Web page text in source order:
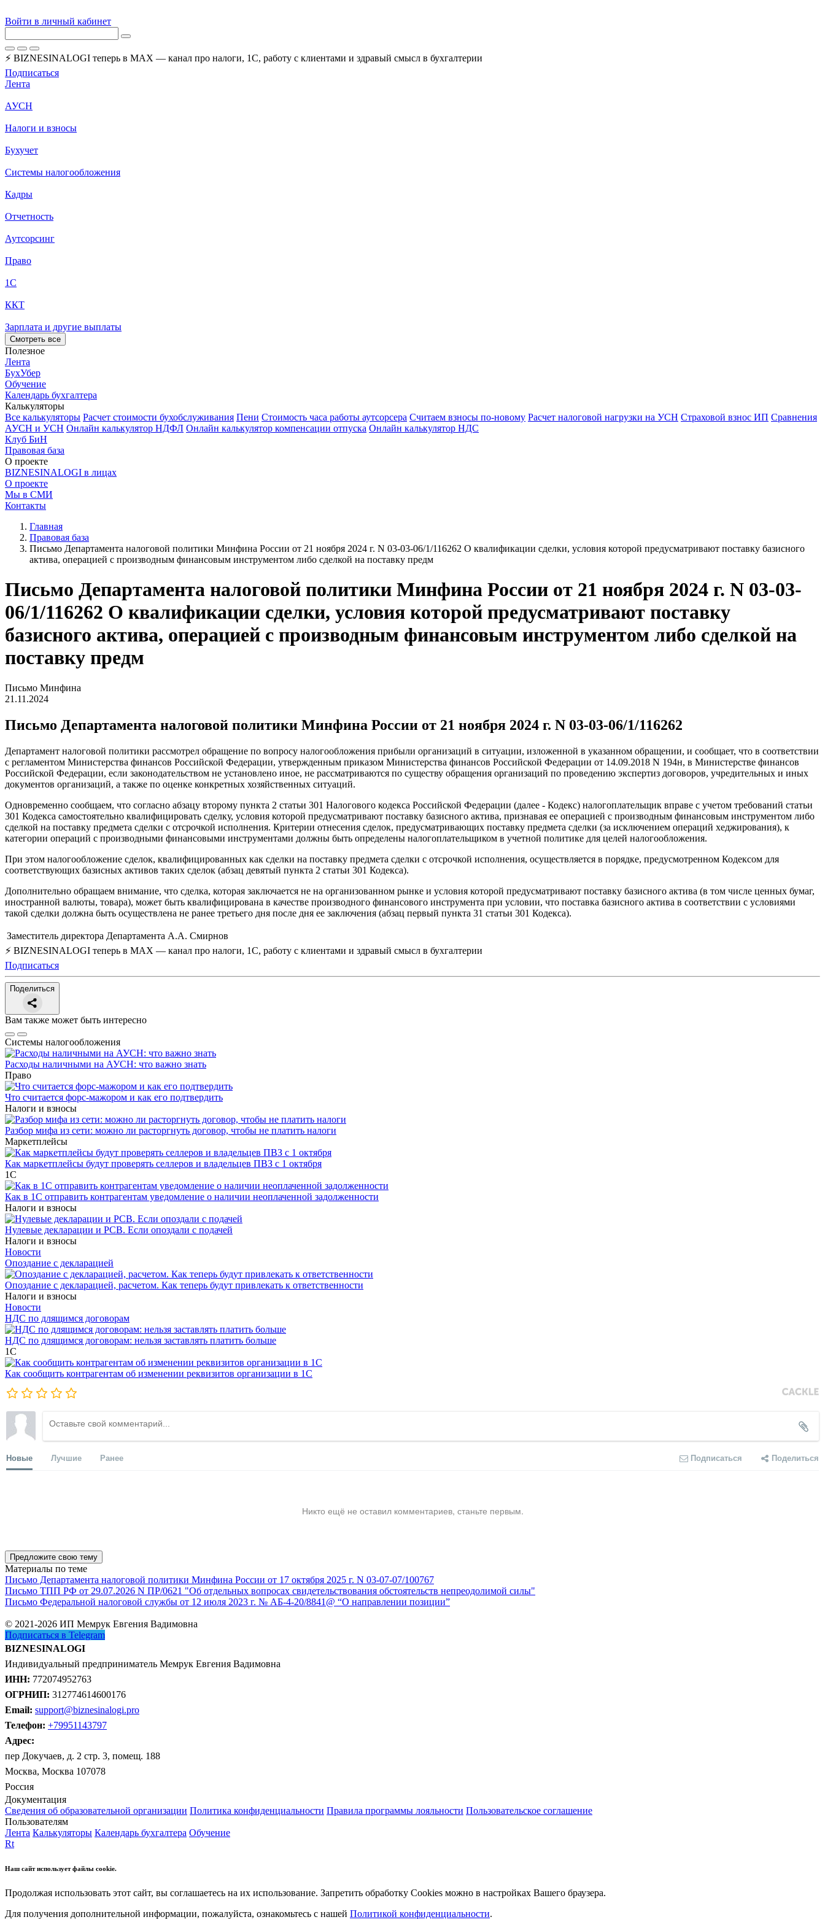
Войти в личный кабинет
⚡ BIZNESINALOGI теперь в MAX — канал про налоги, 1С, работу с клиентами и здравый смысл в бухгалтерии
Подписаться
Лента
АУСН
Налоги и взносы
Бухучет
Системы налогообложения
Кадры
Отчетность
Аутсорсинг
Право
1С
ККТ
Зарплата и другие выплаты
Смотреть все
Полезное
Лента
БухУбер
Обучение
Календарь бухгалтера
Калькуляторы
Все калькуляторы Расчет стоимости бухобслуживания Пени Стоимость часа работы аутсорсера Считаем взносы по-новому Расчет налоговой нагрузки на УСН Страховой взнос ИП Сравнения
АУСН и УСН Онлайн калькулятор НДФЛ Онлайн калькулятор компенсации отпуска Онлайн калькулятор НДС
Клуб БиН
Правовая база
О проекте
BIZNESINALOGI в лицах
О проекте
Мы в СМИ
Контакты
Главная
Правовая база
Письмо Департамента налоговой политики Минфина России от 21 ноября 2024 г. N 03-03-06/1/116262 О квалификации сделки, условия которой предусматривают поставку базисного
актива, операцией с производным финансовым инструментом либо сделкой на поставку предм
Письмо Департамента налоговой политики Минфина России от 21 ноября 2024 г. N 03-03-
06/1/116262 О квалификации сделки, условия которой предусматривают поставку
базисного актива, операцией с производным финансовым инструментом либо сделкой на
поставку предм
Письмо Минфина
21.11.2024
Письмо Департамента налоговой политики Минфина России от 21 ноября 2024 г. N 03-03-06/1/116262
Департамент налоговой политики рассмотрел обращение по вопросу налогообложения прибыли организаций в ситуации, изложенной в указанном обращении, и сообщает, что в соответствии
с регламентом Министерства финансов Российской Федерации, утвержденным приказом Министерства финансов Российской Федерации от 14.09.2018 N 194н, в Министерстве финансов
Российской Федерации, если законодательством не установлено иное, не рассматриваются по существу обращения организаций по проведению экспертиз договоров, учредительных и иных
документов организаций, а также по оценке конкретных хозяйственных ситуаций.
Одновременно сообщаем, что согласно абзацу второму пункта 2 статьи 301 Налогового кодекса Российской Федерации (далее - Кодекс) налогоплательщик вправе с учетом требований статьи
301 Кодекса самостоятельно квалифицировать сделку, условия которой предусматривают поставку базисного актива, признавая ее операцией с производным финансовым инструментом либо
сделкой на поставку предмета сделки с отсрочкой исполнения. Критерии отнесения сделок, предусматривающих поставку предмета сделки (за исключением операций хеджирования), к
категории операций с производными финансовыми инструментами должны быть определены налогоплательщиком в учетной политике для целей налогообложения.
При этом налогообложение сделок, квалифицированных как сделки на поставку предмета сделки с отсрочкой исполнения, осуществляется в порядке, предусмотренном Кодексом для
соответствующих базисных активов таких сделок (абзац девятый пункта 2 статьи 301 Кодекса).
Дополнительно обращаем внимание, что сделка, которая заключается не на организованном рынке и условия которой предусматривают поставку базисного актива (в том числе ценных бумаг,
иностранной валюты, товара), может быть квалифицирована в качестве производного финансового инструмента при условии, что поставка базисного актива в соответствии с условиями
такой сделки должна быть осуществлена не ранее третьего дня после дня ее заключения (абзац первый пункта 31 статьи 301 Кодекса).
Заместитель директора Департамента A.А. Смирнов
⚡ BIZNESINALOGI теперь в MAX — канал про налоги, 1С, работу с клиентами и здравый смысл в бухгалтерии
Подписаться
Поделиться
Вам также может быть интересно
Системы налогообложения
Расходы наличными на АУСН: что важно знать
Право
Что считается форс-мажором и как его подтвердить
Налоги и взносы
Разбор мифа из сети: можно ли расторгнуть договор, чтобы не платить налоги
Маркетплейсы
Как маркетплейсы будут проверять селлеров и владельцев ПВЗ с 1 октября
1С
Как в 1С отправить контрагентам уведомление о наличии неоплаченной задолженности
Налоги и взносы
Нулевые декларации и РСВ. Если опоздали с подачей
Налоги и взносы
Новости
Опоздание с декларацией
Опоздание с декларацией, расчетом. Как теперь будут привлекать к ответственности
Налоги и взносы
Новости
НДС по длящимся договорам
НДС по длящимся договорам: нельзя заставлять платить больше
1С
Как сообщить контрагентам об изменении реквизитов организации в 1C
Новые Лучшие Ранее Подписаться Поделиться
Никто ещё не оставил комментариев, станьте первым.
Предложите свою тему
Материалы по теме
Письмо Департамента налоговой политики Минфина России от 17 октября 2025 г. N 03-07-07/100767
Письмо ТПП РФ от 29.07.2026 N ПР/0621 "Об отдельных вопросах свидетельствования обстоятельств непреодолимой силы"
Письмо Федеральной налоговой службы от 12 июля 2023 г. № АБ-4-20/8841@ “О направлении позиции”
© 2021-2026 ИП Мемрук Евгения Вадимовна
Подписаться в Telegram
BIZNESINALOGI
Индивидуальный предприниматель Мемрук Евгения Вадимовна
ИНН: 772074952763
ОГРНИП: 312774614600176
Email: support@biznesinalogi.pro
Телефон: +79951143797
Адрес:
пер Докучаев, д. 2 стр. 3, помещ. 188
Москва, Москва 107078
Россия
Документация
Сведения об образовательной организации Политика конфиденциальности Правила программы лояльности Пользовательское соглашение
Пользователям
Лента Калькуляторы Календарь бухгалтера Обучение
Rt
Наш сайт использует файлы cookie.
Продолжая использовать этот сайт, вы соглашаетесь на их использование. Запретить обработку Cookies можно в настройках Вашего браузера.
Для получения дополнительной информации, пожалуйста, ознакомьтесь с нашей Политикой конфиденциальности.